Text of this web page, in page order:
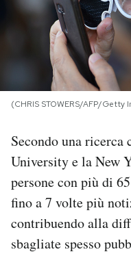
NEWSLETTER
I MIEI PREFERITI
SHOP
AREA PERSONALE
Area Personale
Newsletter
(CHRIS STOWERS/AFP/Getty
Secondo una ricerca
University e la New
persone con più di
fino a 7 volte più
contribuendo alla
sbagliate spesso